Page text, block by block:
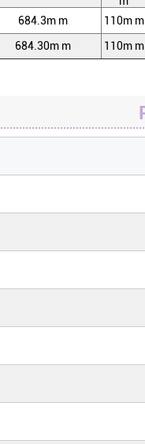
684.3m m 110m m
684.30m m 110m m